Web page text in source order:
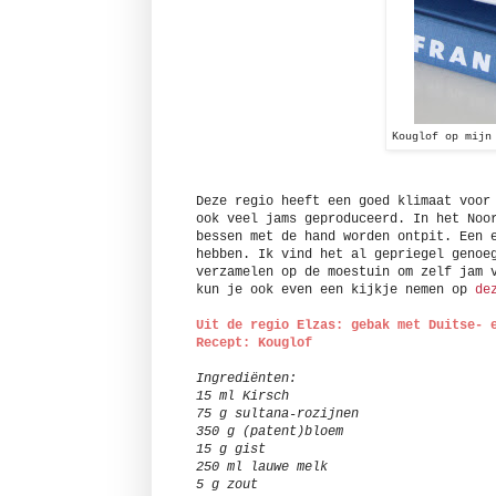
Kouglof op
Deze regio heeft een goed klimaat voor
ook veel jams geproduceerd. In het
bessen met de hand worden ontpit.
hebben. Ik vind het al gepriegel
verzamelen op de moestuin om zelf
kun je ook even een kijkje nemen op
Uit de regio Elzas: gebak met Duitse-
Recept: Kouglof
Ingrediënten:
15 ml Kirsch
75 g sultana-rozijnen
350 g (patent)bloem
15 g gist
250 ml lauwe melk
5 g zout